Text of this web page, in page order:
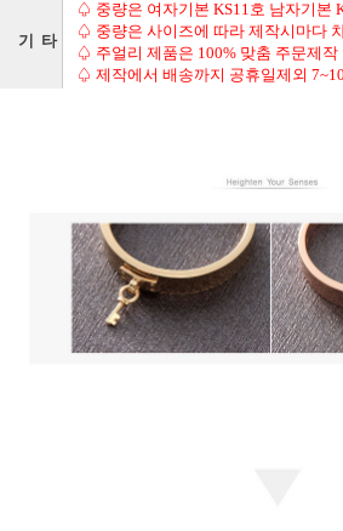
기 타
♤ 중량은 여자기본 KS11호 남자기본
♤ 중량은 사이즈에 따라 제작시마다
♤ 주얼리 제품은 100% 맞춤 주문제작
♤ 제작에서 배송까지 공휴일제외